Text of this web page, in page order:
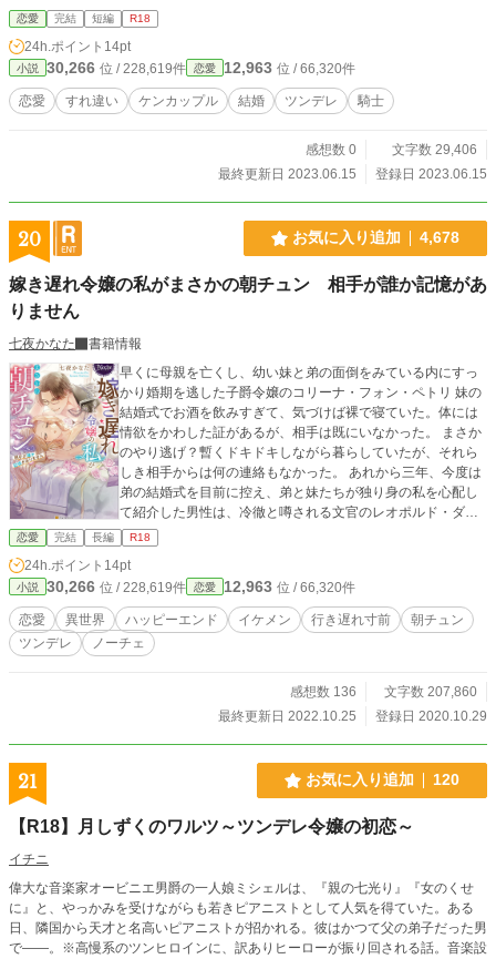
恋愛 完結 短編 R18
24h.ポイント 14pt
小説 30,266 位 / 228,619件 恋愛 12,963 位 / 66,320件
恋愛 すれ違い ケンカップル 結婚 ツンデレ 騎士
感想数 0
文字数 29,406
最終更新日 2023.06.15
登録日 2023.06.15
20 お気に入り追加 4,678
嫁き遅れ令嬢の私がまさかの朝チュン 相手が誰か記憶があ
りません
七夜かなた
書籍情報
早くに母親を亡くし、幼い妹と弟の面倒をみている内にすっ
かり婚期を逃した子爵令嬢のコリーナ・フォン・ペトリ 妹の
結婚式でお酒を飲みすぎて、気づけば裸で寝ていた。体には
情欲をかわした証があるが、相手は既にいなかった。 まさか
のやり逃げ？暫くドキドキしながら暮らしていたが、それら
しき相手からは何の連絡もなかった。 あれから三年、今度は
弟の結婚式を目前に控え、弟と妹たちが独り身の私を心配し
て紹介した男性は、冷徹と噂される文官のレオポルド・ダッ
ラ・スタエレンス。 妹の結婚式で会って以来の彼はなぜか出
だしから不機嫌丸出しで、取引のような結婚をすることにな
恋愛 完結 長編 R18
24h.ポイント 14pt
小説 30,266 位 / 228,619件 恋愛 12,963 位 / 66,320件
恋愛 異世界 ハッピーエンド イケメン 行き遅れ寸前
朝チュン
ツンデレ
ノーチェ
感想数 136
文字数 207,860
最終更新日 2022.10.25
登録日 2020.10.29
21 お気に入り追加 120
【R18】月しずくのワルツ～ツンデレ令嬢の初恋～
イチニ
偉大な音楽家オービニエ男爵の一人娘ミシェルは、『親の七光り』『女のくせ
に』と、やっかみを受けながらも若きピアニストとして人気を得ていた。ある
日、隣国から天才と名高いピアニストが招かれる。彼はかつて父の弟子だった男
で――。※高慢系のツンヒロインに、訳ありヒーローが振り回される話。音楽設